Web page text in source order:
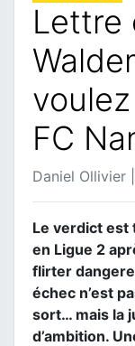
Lettre
FC
Daniel Ollivier
Le verdict est
en Ligue 2
flirter
échec n’est
sort… mais la
d’ambition.